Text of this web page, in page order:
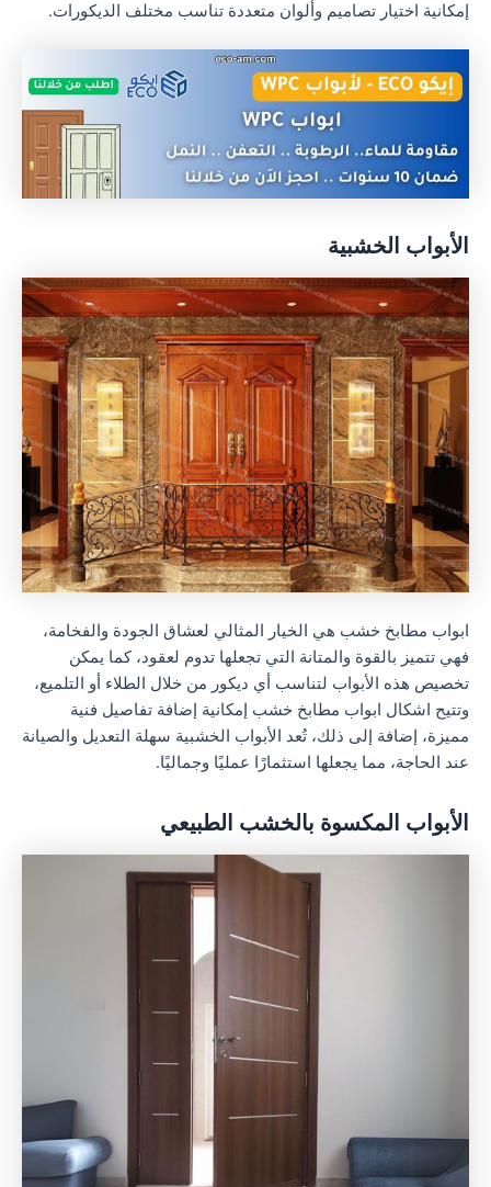
إمكانية اختيار تصاميم وألوان متعددة تناسب مختلف الديكورات.
الأبواب الخشبية
ابواب مطابخ خشب هي الخيار المثالي لعشاق الجودة والفخامة،
فهي تتميز بالقوة والمتانة التي تجعلها تدوم لعقود، كما يمكن
تخصيص هذه الأبواب لتناسب أي ديكور من خلال الطلاء أو التلميع،
وتتيح اشكال ابواب مطابخ خشب إمكانية إضافة تفاصيل فنية
مميزة، إضافة إلى ذلك، تُعد الأبواب الخشبية سهلة التعديل والصيانة
عند الحاجة، مما يجعلها استثمارًا عمليًا وجماليًا.
الأبواب المكسوة بالخشب الطبيعي